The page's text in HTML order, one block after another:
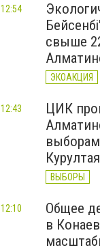
свыше
ЭКОАКЦИЯ
12:54
ЦИК
Курултая
ВЫБОРЫ
12:43
Общее
в
12:10